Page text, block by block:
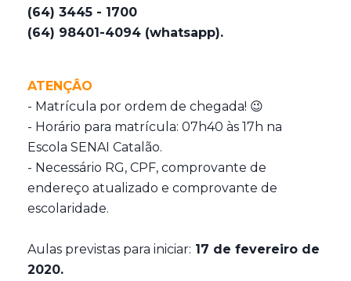
(64) 3445 - 1700
(64) 98401-4094 (whatsapp).
ATENÇÂO
- Matrícula por ordem de chegada! 😉
- Horário para matrícula: 07h40 às 17h na
Escola SENAI Catalão.
- Necessário RG, CPF, comprovante de
endereço atualizado e comprovante de
escolaridade.
Aulas previstas para iniciar: 17 de fevereiro de
2020.